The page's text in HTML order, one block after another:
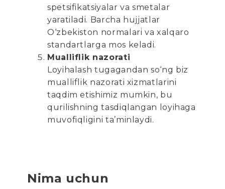
spetsifikatsiyalar va smetalar
yaratiladi. Barcha hujjatlar
O‘zbekiston normalari va xalqaro
standartlarga mos keladi.
Mualliflik nazorati
Loyihalash tugagandan so‘ng biz
mualliflik nazorati xizmatlarini
taqdim etishimiz mumkin, bu
qurilishning tasdiqlangan loyihaga
muvofiqligini ta’minlaydi.
Nima uchun